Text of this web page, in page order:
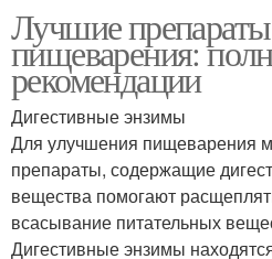
Лучшие
пищеварения:
рекомендации
Дигестивные энзимы
Для улучшения пищеварения
препараты, содержащие
вещества помогают
всасывание питательных
Дигестивные энзимы